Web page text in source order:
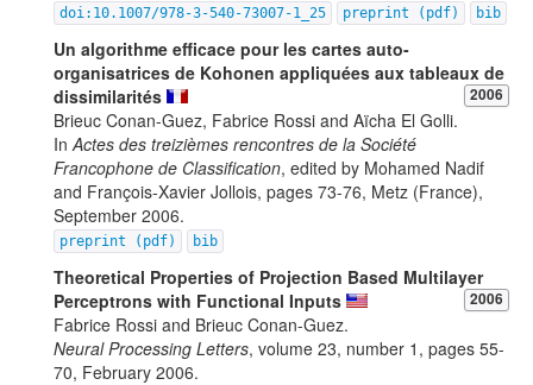
doi:10.1007/978-3-540-73007-1_25 preprint (pdf) bib
Un algorithme efficace pour les cartes auto-
organisatrices de Kohonen appliquées aux tableaux de
dissimilarités
2006
Brieuc Conan-Guez, Fabrice Rossi and Aïcha El Golli.
InActes des treizièmes rencontres de la Société
Francophone de Classification, edited by Mohamed Nadif
and François-Xavier Jollois, pages 73-76, Metz (France),
September 2006.
preprint (pdf) bib
Theoretical Properties of Projection Based Multilayer
Perceptrons with Functional Inputs
2006
Fabrice Rossi and Brieuc Conan-Guez.
Neural Processing Letters, volume 23, number 1, pages 55-
70, February 2006.